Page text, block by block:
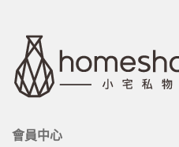
會員中心